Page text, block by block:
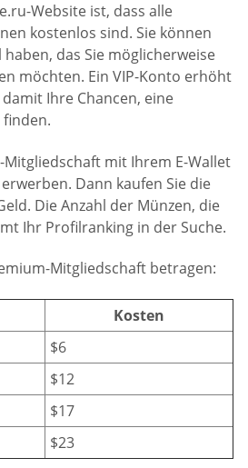
Website ist, dass alle
kostenlos sind. Sie können
das Sie möglicherweise
möchten. Ein VIP-Konto erhöht
Ihre Chancen, eine
Mitgliedschaft mit Ihrem E-Wallet
Dann kaufen Sie die
Die Anzahl der Münzen, die
Ihr Profilranking in der Suche.
Mitgliedschaft betragen:
Kosten
$6
$12
$17
$23